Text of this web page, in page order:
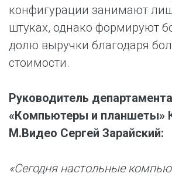
конфигурации занимают
штуках, однако формируют
долю выручки благодаря
стоимости.
Руководитель департамента
«Компьютеры и планшеты»
М.Видео Сергей Зарайский:
«Сегодня настольные